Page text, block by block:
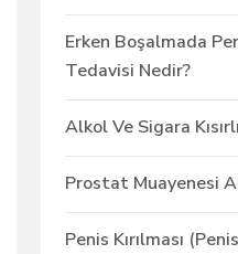
Erken Boşalmada
Tedavisi Nedir?
Alkol Ve Sigara
Prostat Muayenesi
Penis Kırılması